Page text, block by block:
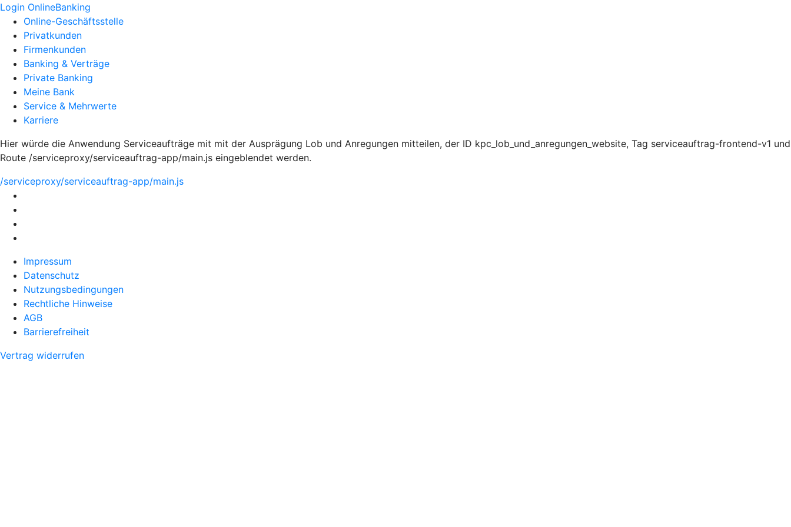
Login OnlineBanking
Online-Geschäftsstelle
Privatkunden
Firmenkunden
Banking & Verträge
Private Banking
Meine Bank
Service & Mehrwerte
Karriere
Hier würde die Anwendung Serviceaufträge mit mit der Ausprägung Lob und Anregungen mitteilen, der ID kpc_lob_und_anregungen_website, Tag serviceauftrag-frontend-v1 und
Route /serviceproxy/serviceauftrag-app/main.js eingeblendet werden.
/serviceproxy/serviceauftrag-app/main.js
Impressum
Datenschutz
Nutzungsbedingungen
Rechtliche Hinweise
AGB
Barrierefreiheit
Vertrag widerrufen